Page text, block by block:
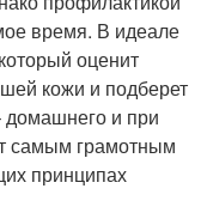
время. В идеале
оценит
кожи и подберет
домашнего и при
самым грамотным
принципах